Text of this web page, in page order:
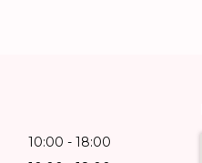
10:00
18:00